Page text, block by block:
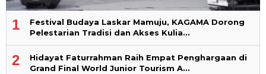
1
Festival Budaya Laskar Mamuju, KAGAMA Dorong
Pelestarian Tradisi dan Akses Kulia…
2
Hidayat Faturrahman Raih Empat Penghargaan di
Grand Final World Junior Tourism A…